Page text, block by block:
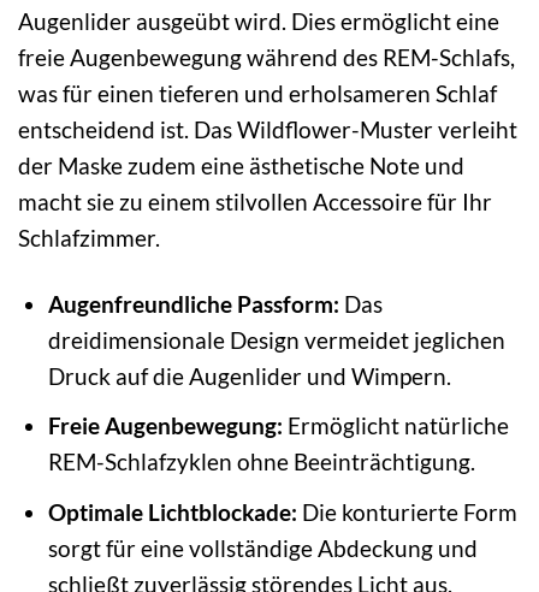
Augenlider ausgeübt wird. Dies ermöglicht eine
freie Augenbewegung während des REM-Schlafs,
was für einen tieferen und erholsameren Schlaf
entscheidend ist. Das Wildflower-Muster verleiht
der Maske zudem eine ästhetische Note und
macht sie zu einem stilvollen Accessoire für Ihr
Schlafzimmer.
Augenfreundliche Passform: Das
dreidimensionale Design vermeidet jeglichen
Druck auf die Augenlider und Wimpern.
Freie Augenbewegung: Ermöglicht natürliche
REM-Schlafzyklen ohne Beeinträchtigung.
Optimale Lichtblockade: Die konturierte Form
sorgt für eine vollständige Abdeckung und
schließt zuverlässig störendes Licht aus.